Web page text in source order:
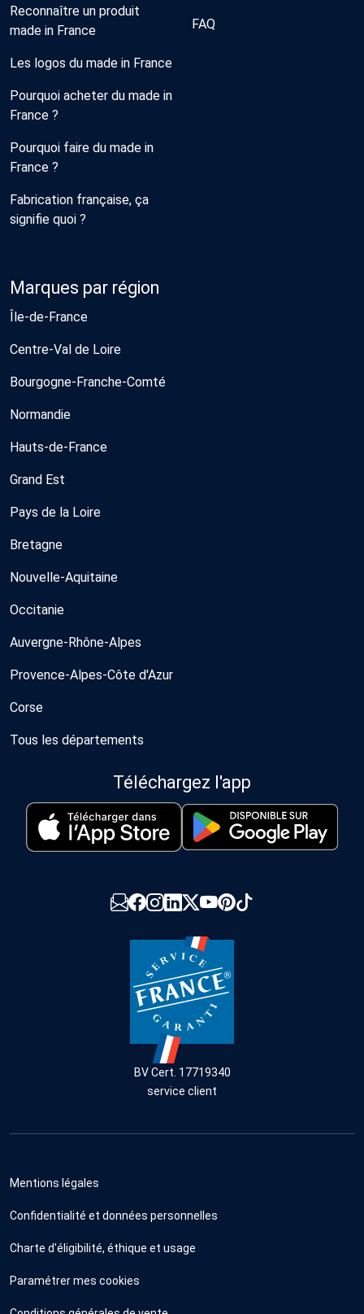
Reconnaître un produit
made in France
Les logos du made in France
Pourquoi acheter du made in
France ?
Pourquoi faire du made in
France ?
Fabrication française, ça
signifie quoi ?
FAQ
Marques par région
Île-de-France
Centre-Val de Loire
Bourgogne-Franche-Comté
Normandie
Hauts-de-France
Grand Est
Pays de la Loire
Bretagne
Nouvelle-Aquitaine
Occitanie
Auvergne-Rhône-Alpes
Provence-Alpes-Côte d'Azur
Corse
Tous les départements
Téléchargez l'app
BV Cert. 17719340
service client
Mentions légales
Confidentialité et données personnelles
Charte d'éligibilité, éthique et usage
Paramétrer mes cookies